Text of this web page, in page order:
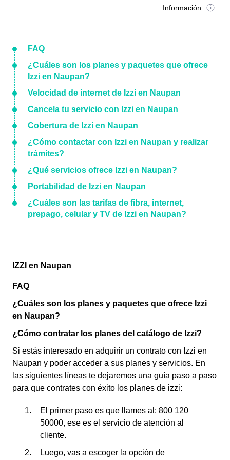
Información
FAQ
¿Cuáles son los planes y paquetes que ofrece
Izzi en Naupan?
Velocidad de internet de Izzi en Naupan
Cancela tu servicio con Izzi en Naupan
Cobertura de Izzi en Naupan
¿Cómo contactar con Izzi en Naupan y realizar
trámites?
¿Qué servicios ofrece Izzi en Naupan?
Portabilidad de Izzi en Naupan
¿Cuáles son las tarifas de fibra, internet,
prepago, celular y TV de Izzi en Naupan?
IZZI en Naupan
FAQ
¿Cuáles son los planes y paquetes que ofrece Izzi
en Naupan?
¿Cómo contratar los planes del catálogo de Izzi?
Si estás interesado en adquirir un contrato con Izzi en
Naupan y poder acceder a sus planes y servicios. En
las siguientes líneas te dejaremos una guía paso a paso
para que contrates con éxito los planes de izzi:
El primer paso es que llames al: 800 120
50000, ese es el servicio de atención al
cliente.
Luego, vas a escoger la opción de